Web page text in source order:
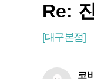
Re:
[대구본점]
코